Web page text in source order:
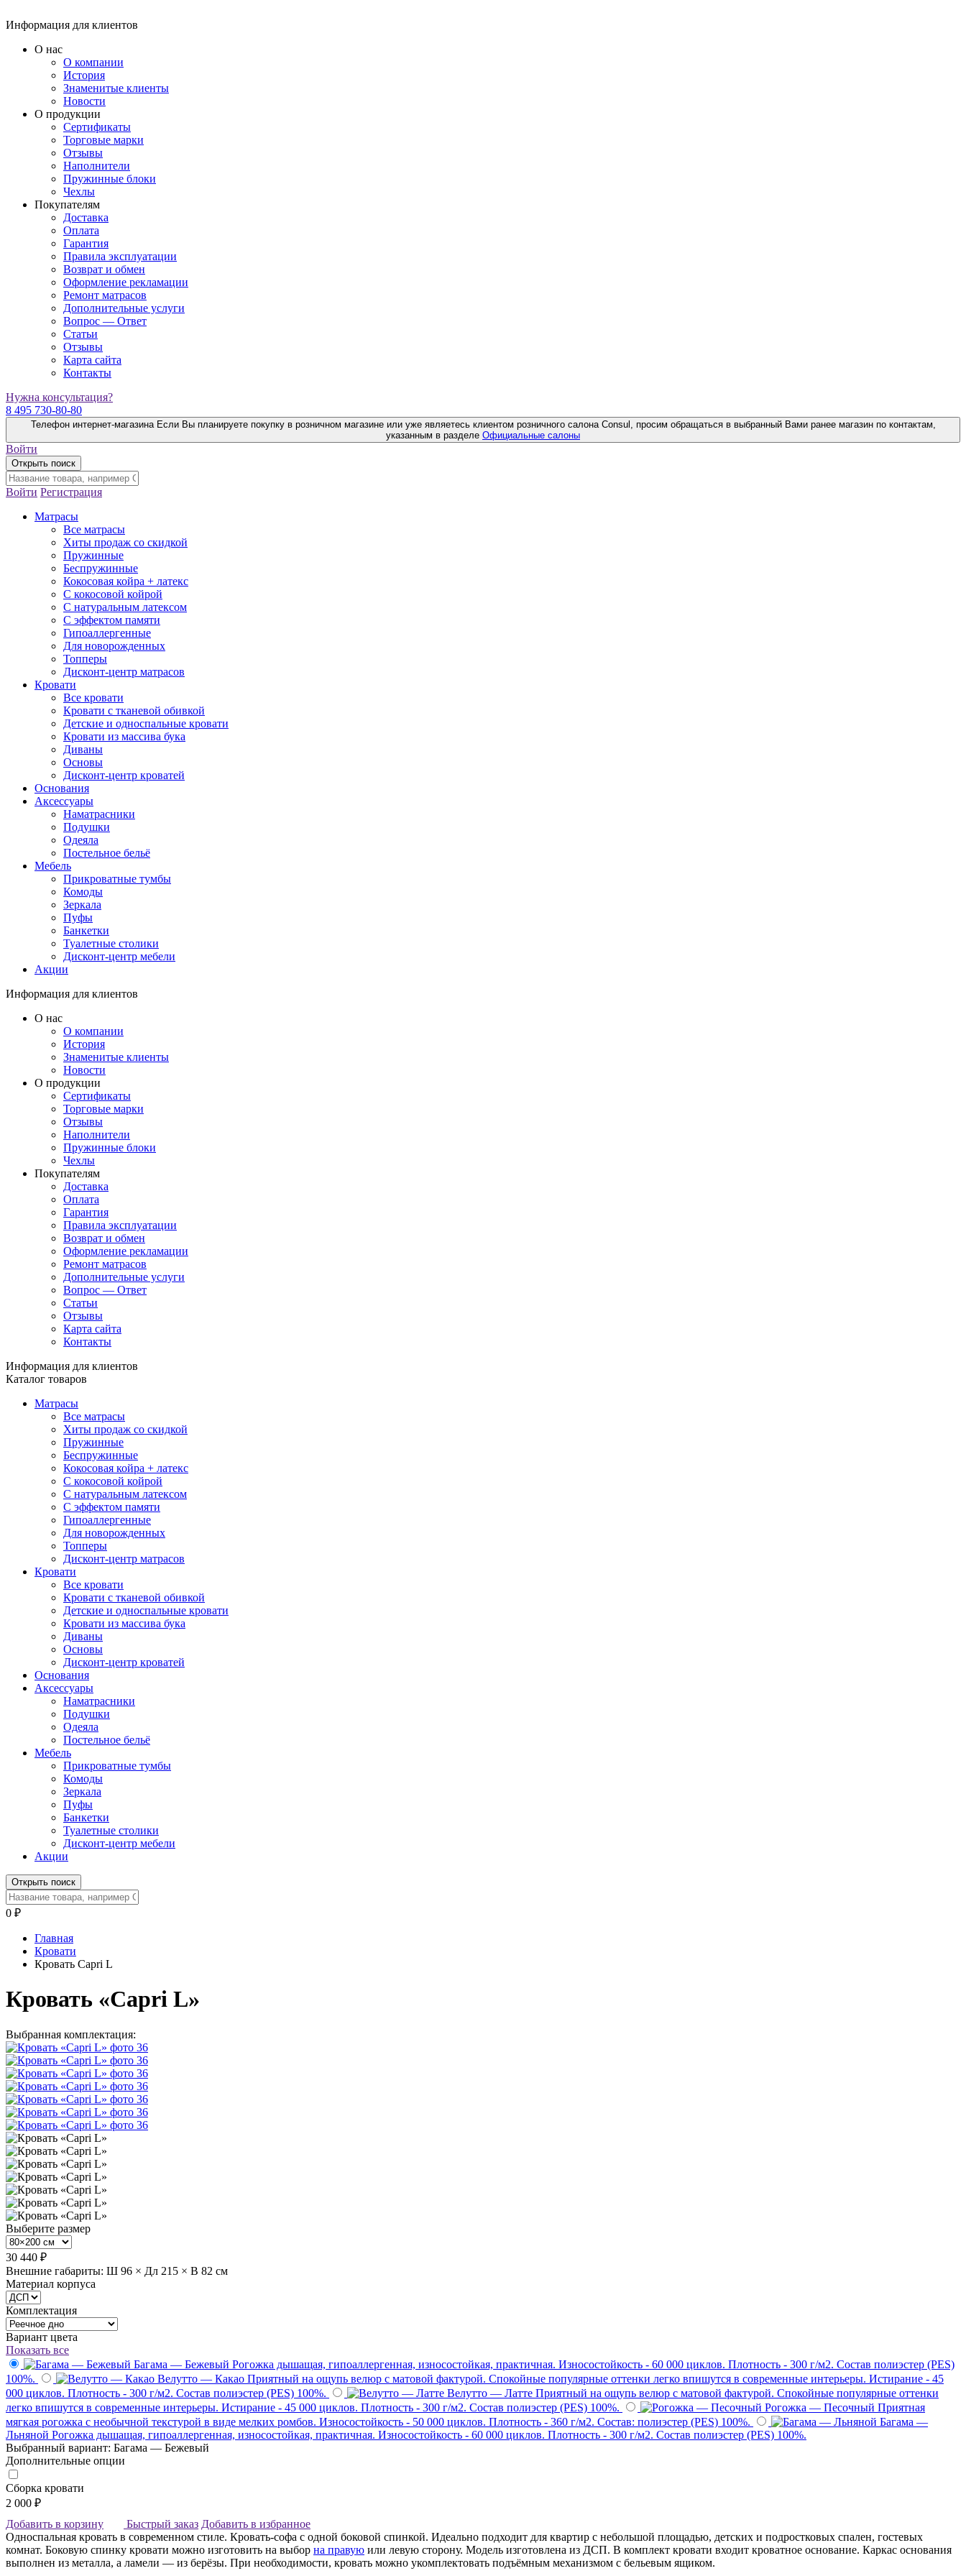
Информация для клиентов
О нас
О компании
История
Знаменитые клиенты
Новости
О продукции
Сертификаты
Торговые марки
Отзывы
Наполнители
Пружинные блоки
Чехлы
Покупателям
Доставка
Оплата
Гарантия
Правила эксплуатации
Возврат и обмен
Оформление рекламации
Ремонт матрасов
Дополнительные услуги
Вопрос — Ответ
Статьи
Отзывы
Карта сайта
Контакты
Нужна консультация?
8 495 730-80-80
Телефон интернет-магазина Если Вы планируете покупку в розничном магазине или уже являетесь клиентом розничного салона Consul, просим обращаться в выбранный Вами ранее магазин по контактам,
указанным в разделе Официальные салоны
Войти
Открыть поиск
Войти Регистрация
Матрасы
Все матрасы
Хиты продаж со скидкой
Пружинные
Беспружинные
Кокосовая койра + латекс
С кокосовой койрой
С натуральным латексом
С эффектом памяти
Гипоаллергенные
Для новорожденных
Топперы
Дисконт-центр матрасов
Кровати
Все кровати
Кровати с тканевой обивкой
Детские и односпальные кровати
Кровати из массива бука
Диваны
Основы
Дисконт-центр кроватей
Основания
Аксессуары
Наматрасники
Подушки
Одеяла
Постельное бельё
Мебель
Прикроватные тумбы
Комоды
Зеркала
Пуфы
Банкетки
Туалетные столики
Дисконт-центр мебели
Акции
Информация для клиентов
О нас
О компании
История
Знаменитые клиенты
Новости
О продукции
Сертификаты
Торговые марки
Отзывы
Наполнители
Пружинные блоки
Чехлы
Покупателям
Доставка
Оплата
Гарантия
Правила эксплуатации
Возврат и обмен
Оформление рекламации
Ремонт матрасов
Дополнительные услуги
Вопрос — Ответ
Статьи
Отзывы
Карта сайта
Контакты
Информация для клиентов
Каталог товаров
Матрасы
Все матрасы
Хиты продаж со скидкой
Пружинные
Беспружинные
Кокосовая койра + латекс
С кокосовой койрой
С натуральным латексом
С эффектом памяти
Гипоаллергенные
Для новорожденных
Топперы
Дисконт-центр матрасов
Кровати
Все кровати
Кровати с тканевой обивкой
Детские и односпальные кровати
Кровати из массива бука
Диваны
Основы
Дисконт-центр кроватей
Основания
Аксессуары
Наматрасники
Подушки
Одеяла
Постельное бельё
Мебель
Прикроватные тумбы
Комоды
Зеркала
Пуфы
Банкетки
Туалетные столики
Дисконт-центр мебели
Акции
Открыть поиск
0 ₽
Главная
Кровати
Кровать Capri L
Кровать «Capri L»
Выбранная комплектация:
Выберите размер
30 440 ₽
Внешние габариты: Ш 96 × Дл 215 × В 82 см
Материал корпуса
Комплектация
Вариант цвета
Показать все
Багама — Бежевый Рогожка дышащая, гипоаллергенная, износостойкая, практичная. Износостойкость - 60 000 циклов. Плотность - 300 г/м2. Состав полиэстер (PES)
100%.
Велутто — Какао Приятный на ощупь велюр с матовой фактурой. Спокойные популярные оттенки легко впишутся в современные интерьеры. Истирание - 45
000 циклов. Плотность - 300 г/м2. Состав полиэстер (PES) 100%.
Велутто — Латте Приятный на ощупь велюр с матовой фактурой. Спокойные популярные оттенки
легко впишутся в современные интерьеры. Истирание - 45 000 циклов. Плотность - 300 г/м2. Состав полиэстер (PES) 100%.
Рогожка — Песочный Приятная
мягкая рогожка с необычной текстурой в виде мелких ромбов. Износостойкость - 50 000 циклов. Плотность - 360 г/м2. Состав: полиэстер (PES) 100%.
Багама —
Льняной Рогожка дышащая, гипоаллергенная, износостойкая, практичная. Износостойкость - 60 000 циклов. Плотность - 300 г/м2. Состав полиэстер (PES) 100%.
Выбранный вариант: Багама — Бежевый
Дополнительные опции
Сборка кровати
2 000 ₽
Добавить в корзину
Быстрый заказ Добавить в избранное
Односпальная кровать в современном стиле. Кровать-софа с одной боковой спинкой. Идеально подходит для квартир с небольшой площадью, детских и подростковых спален, гостевых
комнат. Боковую спинку кровати можно изготовить на выбор на правую или левую сторону. Модель изготовлена из ДСП. В комплект кровати входит кроватное основание. Каркас основания
выполнен из металла, а ламели — из берёзы. При необходимости, кровать можно укомплектовать подъёмным механизмом с бельевым ящиком.